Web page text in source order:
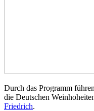
Durch das Programm
die Deutschen
Friedrich.